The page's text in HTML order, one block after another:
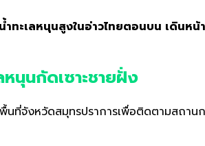
ทะเลหนุนสูงในอ่าวไทยตอนบน เดิน
นุนกัดเซาะชายฝั่ง
นที่จังหวัดสมุทรปราการเพื่อติดตามสถาน